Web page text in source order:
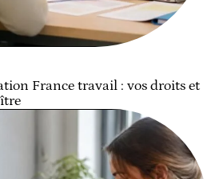
France travail : vos droits et